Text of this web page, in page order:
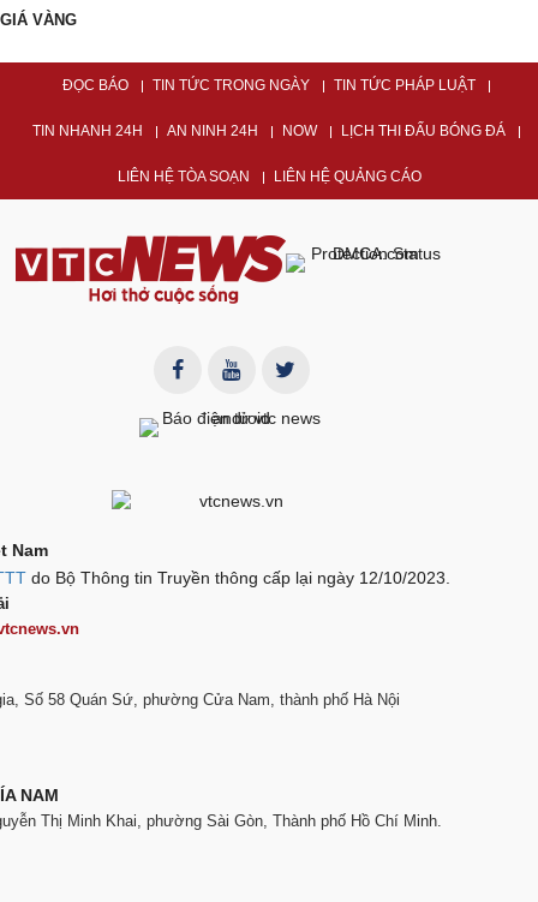
GIÁ VÀNG
ĐỌC BÁO TIN TỨC TRONG NGÀY TIN TỨC PHÁP LUẬT
TIN NHANH 24H AN NINH 24H NOW LỊCH THI ĐẤU BÓNG ĐÁ
LIÊN HỆ TÒA SOẠN LIÊN HỆ QUẢNG CÁO
Nam
do Bộ Thông tin Truyền thông cấp lại ngày 12/10/2023.
Số 58 Quán Sứ, phường Cửa Nam, thành phố Hà Nội
NAM
Thị Minh Khai, phường Sài Gòn, Thành phố Hồ Chí Minh.